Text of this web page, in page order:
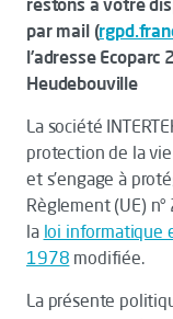
restons à votre
par mail (
l’adresse
Heudebouville
La société
protection de la
et s’engage à
Règlement (UE)
la loi informatique
1978 modifiée.
La présente